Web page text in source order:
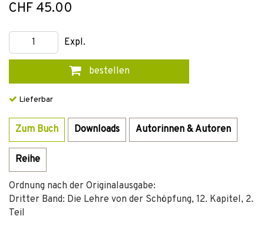
CHF 45.00
Expl.
bestellen
Lieferbar
Zum Buch Downloads Autorinnen & Autoren
Reihe
Ordnung nach der Originalausgabe:
Dritter Band: Die Lehre von der Schöpfung, 12. Kapitel, 2.
Teil